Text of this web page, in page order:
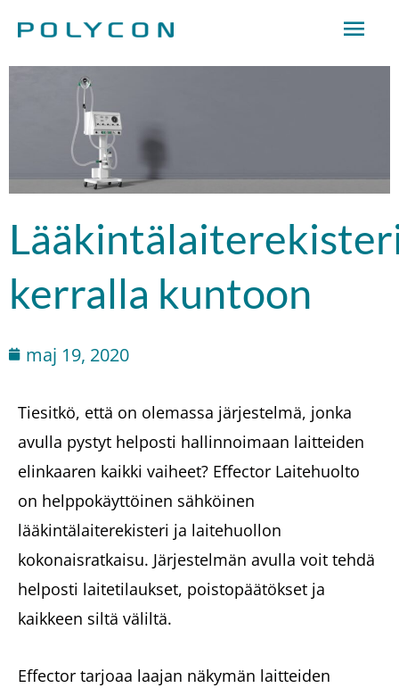
kerralla kuntoon
maj 19, 2020
Tiesitkö, että on olemassa järjestelmä, jonka
avulla pystyt helposti hallinnoimaan laitteiden
elinkaaren kaikki vaiheet? Effector Laitehuolto
on helppokäyttöinen sähköinen
lääkintälaiterekisteri ja laitehuollon
kokonaisratkaisu. Järjestelmän avulla voit tehdä
helposti laitetilaukset, poistopäätökset ja
kaikkeen siltä väliltä.
Effector tarjoaa laajan näkymän laitteiden